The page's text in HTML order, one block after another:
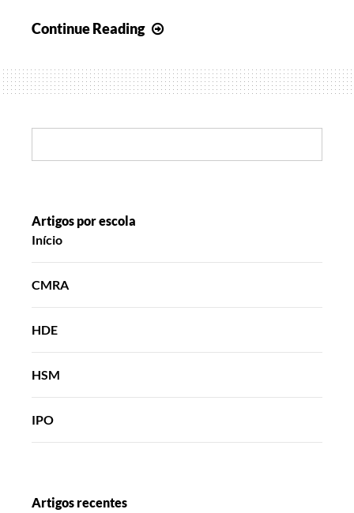
Continue Reading
Abril
I
Artigos por escola
Início
CMRA
HDE
HSM
IPO
Artigos recentes